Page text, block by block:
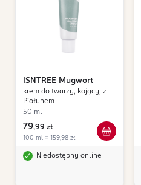
ISNTREE Mugwort
krem do twarzy, kojący, z
Piołunem
50 ml
79,99 zł
100 ml = 159,98 zł
Niedostępny online